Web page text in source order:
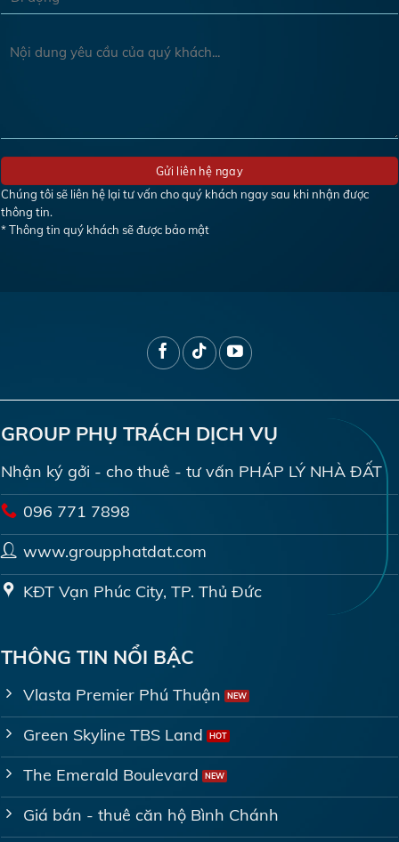
Chúng tôi sẽ liên hệ lại tư vấn cho quý khách ngay sau khi nhận được
thông tin.
* Thông tin quý khách sẽ được bảo mật
GROUP PHỤ TRÁCH DỊCH VỤ
Nhận ký gởi - cho thuê - tư vấn PHÁP LÝ NHÀ ĐẤT
096 771 7898
www.groupphatdat.com
KĐT Vạn Phúc City, TP. Thủ Đức
THÔNG TIN NỔI BẬC
Vlasta Premier Phú Thuận
Green Skyline TBS Land
The Emerald Boulevard
Giá bán - thuê căn hộ Bình Chánh